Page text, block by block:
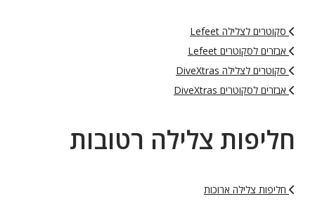
סקוטרים לצלילה Lefeet
אבזרים לסקוטרים Lefeet
סקוטרים לצלילה DiveXtras
אבזרים לסקוטרים DiveXtras
חליפות צלילה רטובות
חליפות צלילה ארוכות